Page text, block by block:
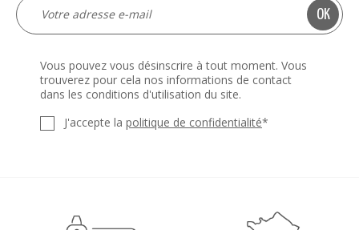
Vous pouvez vous désinscrire à tout moment. Vous
trouverez pour cela nos informations de contact
dans les conditions d'utilisation du site.
J'accepte la politique de confidentialité*